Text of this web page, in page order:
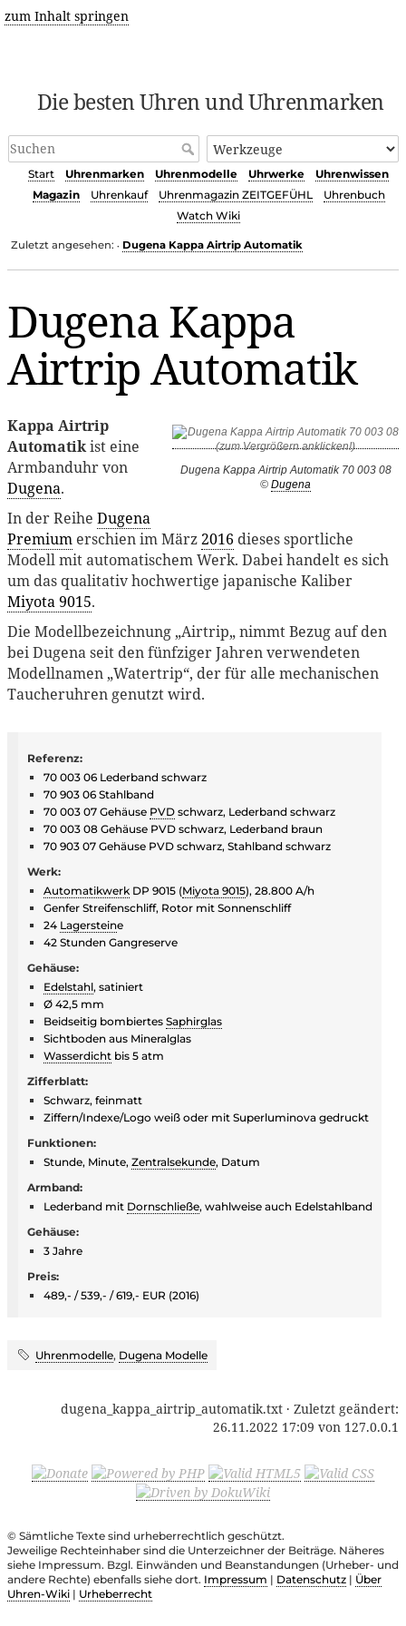
zum Inhalt springen
Die besten Uhren und Uhrenmarken
Start Uhrenmarken Uhrenmodelle Uhrwerke
Uhrenwissen
Magazin
Uhrenkauf Uhrenmagazin ZEITGEFÜHL
Uhrenbuch
Watch Wiki
Zuletzt angesehen: • Dugena Kappa Airtrip Automatik
Dugena Kappa
Airtrip Automatik
Dugena Kappa Airtrip Automatik 70 003 08
© Dugena
Kappa Airtrip
Automatikist eine
Armbanduhr von
Dugena.
In der Reihe Dugena
Premium erschien im März2016 dieses sportliche
Modell mit automatischem Werk. Dabei handelt es sich
um das qualitativ hochwertige japanische Kaliber
Miyota 9015.
Die Modellbezeichnung „Airtrip„ nimmt Bezug auf den
bei Dugena seit den fünfziger Jahren verwendeten
Modellnamen „Watertrip“, der für alle mechanischen
Taucheruhren genutzt wird.
Referenz:
70 003 06 Lederband schwarz
70 903 06 Stahlband
70 003 07 Gehäuse PVD schwarz, Lederband schwarz
70 003 08 Gehäuse PVD schwarz, Lederband braun
70 903 07 Gehäuse PVD schwarz, Stahlband schwarz
Werk:
Automatikwerk DP 9015 (Miyota 9015), 28.800 A/h
Genfer Streifenschliff, Rotor mit Sonnenschliff
24 Lagersteine
42 Stunden Gangreserve
Gehäuse:
Edelstahl, satiniert
Ø 42,5 mm
Beidseitig bombiertes Saphirglas
Sichtboden aus Mineralglas
Wasserdicht bis 5 atm
Zifferblatt:
Schwarz, feinmatt
Ziffern/Indexe/Logo weiß oder mit Superluminova gedruckt
Funktionen:
Stunde, Minute, Zentralsekunde, Datum
Armband:
Lederband mit Dornschließe, wahlweise auch Edelstahlband
Gehäuse:
3 Jahre
Preis:
489,- / 539,- / 619,- EUR (2016)
Uhrenmodelle, Dugena Modelle
dugena_kappa_airtrip_automatik.txt · Zuletzt geändert:
26.11.2022 17:09 von 127.0.0.1
© Sämtliche Texte sind urheberrechtlich geschützt.
Jeweilige Rechteinhaber sind die Unterzeichner der Beiträge. Näheres
siehe Impressum. Bzgl. Einwänden und Beanstandungen (Urheber- und
andere Rechte) ebenfalls siehe dort. Impressum | Datenschutz | Über
Uhren-Wiki | Urheberrecht